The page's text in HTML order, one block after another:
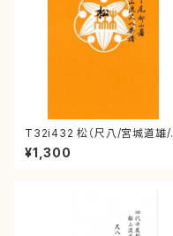
T32i432 松（尺八/宮城道雄/
楽譜）都山流公刊楽譜曲番:213
8
¥1,300